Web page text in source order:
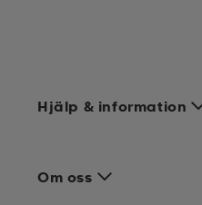
Hjälp & information
Om oss